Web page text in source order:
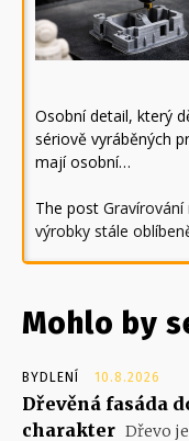
Osobní detail, který
sériově vyráběných
mají osobní…
The post
výrobky stále
Mohlo by
BYDLENÍ 10.8.2026
Dřevěná fasáda
charakter Dřevo